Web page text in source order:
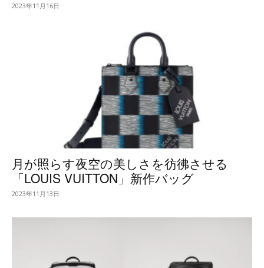
2023年11月16日
月が照らす夜空の美しさを彷彿させる
「LOUIS VUITTON」新作バッグ
2023年11月13日